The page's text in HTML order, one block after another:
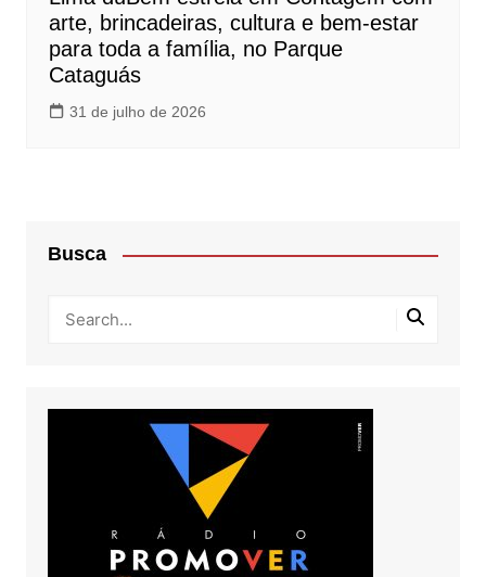
arte, brincadeiras, cultura e bem-estar
para toda a família, no Parque
Cataguás
31 de julho de 2026
Busca